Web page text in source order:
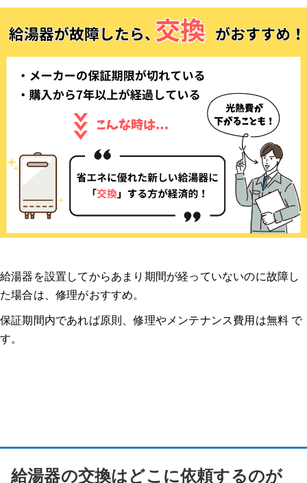
給湯器を設置してからあまり期間が経っていないのに故障し
た場合は、修理がおすすめ。
保証期間内であれば原則、修理やメンテナンス費用は無料 で
す。
給湯器の交換はどこに依頼するのが